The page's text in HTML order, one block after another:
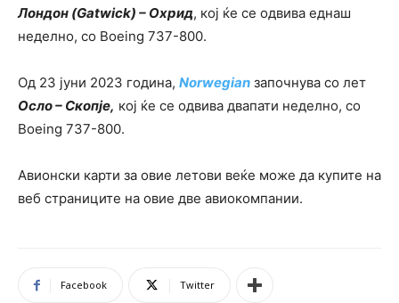
Лондон (Gatwick) – Охрид, кој ќе се одвива еднаш
неделно, со Boeing 737-800.
Од 23 јуни 2023 година, Norwegian започнува со лет
Осло – Скопје, кој ќе се одвива двапати неделно, со
Boeing 737-800.
Авионски карти за овие летови веќе може да купите на
веб страниците на овие две авиокомпании.
Facebook Twitter